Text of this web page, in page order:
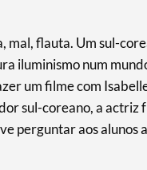
flauta. Um sul-
iluminismo num
um filme com
sul-coreano, a actriz
perguntar aos alunos